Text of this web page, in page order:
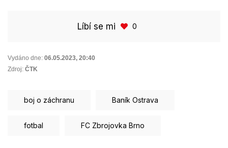
Líbí se mi 0
Vydáno dne: 06.05.2023, 20:40
Zdroj: ČTK
boj o záchranu Baník Ostrava
fotbal FC Zbrojovka Brno